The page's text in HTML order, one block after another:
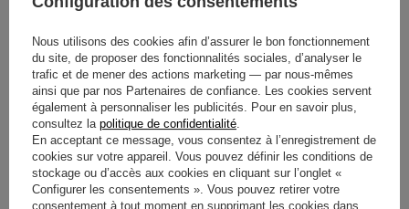
Visibilité et Style
Le coloris noir mat rehaussé d'accents jaune fluo offre une
visibilité accrue sur la piste. Des panneaux gris anthracite
et une doublure de col bleu clair complètent ce design
sportif, affirmant l'identitéOMPavec des logos visibles sur
la poitrine, les épaules et le dos.
Nous utilisons des cookies afin d’assurer le bon fonctionnement
du site, de proposer des fonctionnalités sociales, d’analyser le
trafic et de mener des actions marketing — par nous-mêmes
ainsi que par nos Partenaires de confiance. Les cookies servent
également à personnaliser les publicités. Pour en savoir plus,
consultez la politique de confidentialité.
En acceptant ce message, vous consentez à l’enregistrement de
cookies sur votre appareil. Vous pouvez définir les conditions de
stockage ou d’accès aux cookies en cliquant sur l’onglet «
Configurer les consentements ». Vous pouvez retirer votre
consentement à tout moment en supprimant les cookies dans